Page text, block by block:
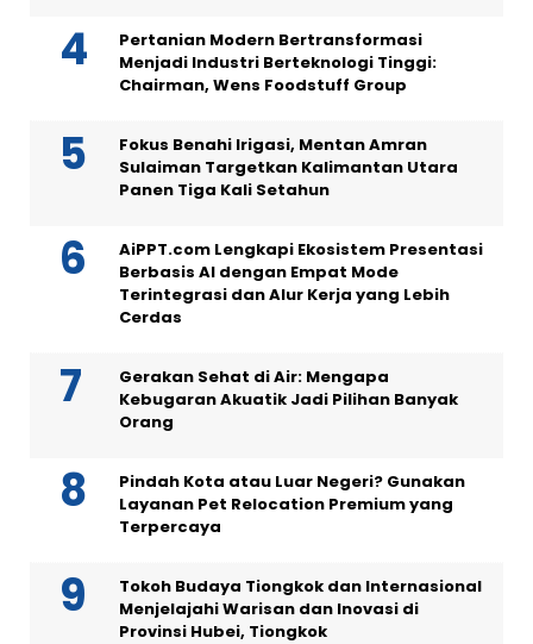
Pertanian Modern Bertransformasi
Menjadi Industri Berteknologi Tinggi:
Chairman, Wens Foodstuff Group
Fokus Benahi Irigasi, Mentan Amran
Sulaiman Targetkan Kalimantan Utara
Panen Tiga Kali Setahun
AiPPT.com Lengkapi Ekosistem Presentasi
Berbasis AI dengan Empat Mode
Terintegrasi dan Alur Kerja yang Lebih
Cerdas
Gerakan Sehat di Air: Mengapa
Kebugaran Akuatik Jadi Pilihan Banyak
Orang
Pindah Kota atau Luar Negeri? Gunakan
Layanan Pet Relocation Premium yang
Terpercaya
Tokoh Budaya Tiongkok dan Internasional
Menjelajahi Warisan dan Inovasi di
Provinsi Hubei, Tiongkok